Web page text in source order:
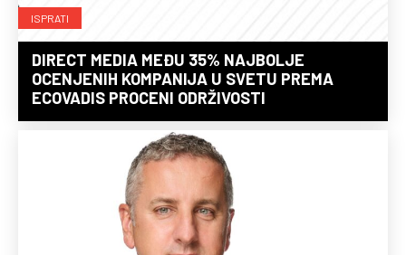
ISPRATI
DIRECT MEDIA MEĐU 35% NAJBOLJE
OCENJENIH KOMPANIJA U SVETU PREMA
ECOVADIS PROCENI ODRŽIVOSTI